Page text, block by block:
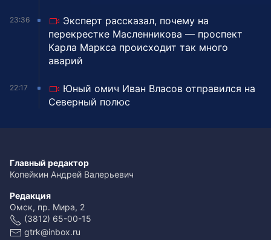
23:36
Эксперт рассказал, почему на
перекрестке Масленникова — проспект
Карла Маркса происходит так много
аварий
22:17
Юный омич Иван Власов отправился на
Северный полюс
Главный редактор
Копейкин Андрей Валерьевич
Редакция
Омск, пр. Мира, 2
(3812) 65-00-15
gtrk@inbox.ru